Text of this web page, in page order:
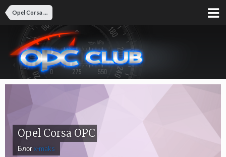
Opel Corsa OPC
Opel Corsa OPC
Блогx-maks